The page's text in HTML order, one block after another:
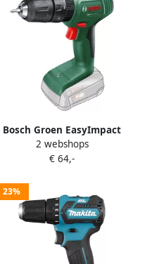
Bosch Groen EasyImpact
18V-40 |
Accuklopboorschroevendraaier
Accu en Lader 06039D8100
2 webshops
€ 64,-
23%